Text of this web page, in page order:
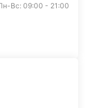
Вс: 09:00 - 21:00